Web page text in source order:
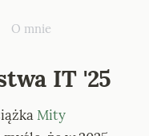
O mnie
IT '25
Mity